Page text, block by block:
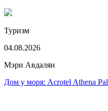
Туризм
04.08.2026
Мэри Авдалян
Дом у моря: Acrotel Athena